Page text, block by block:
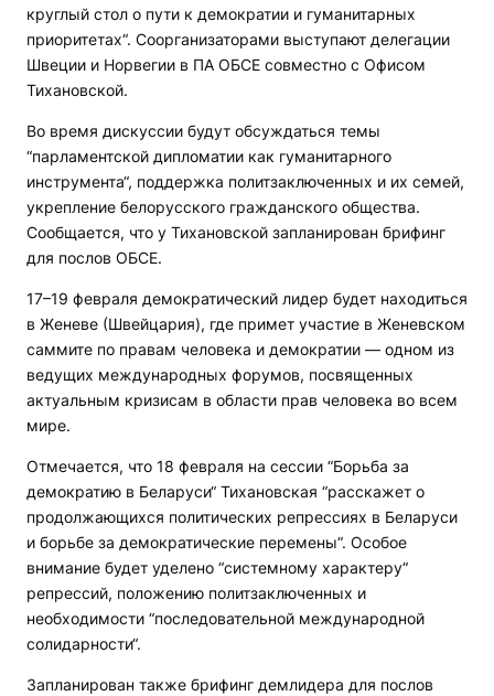
круглый стол о пути к демократии и гуманитарных
приоритетах“. Соорганизаторами выступают делегации
Швеции и Норвегии в ПА ОБСЕ совместно с Офисом
Тихановской.
Во время дискуссии будут обсуждаться темы
“парламентской дипломатии как гуманитарного
инструмента“, поддержка политзаключенных и их семей,
укрепление белорусского гражданского общества.
Сообщается, что у Тихановской запланирован брифинг
для послов ОБСЕ.
17–19 февраля демократический лидер будет находиться
в Женеве (Швейцария), где примет участие в Женевском
саммите по правам человека и демократии — одном из
ведущих международных форумов, посвященных
актуальным кризисам в области прав человека во всем
мире.
Отмечается, что 18 февраля на сессии “Борьба за
демократию в Беларуси“ Тихановская “расскажет о
продолжающихся политических репрессиях в Беларуси
и борьбе за демократические перемены“. Особое
внимание будет уделено “системному характеру“
репрессий, положению политзаключенных и
необходимости “последовательной международной
солидарности“.
Запланирован также брифинг демлидера для послов